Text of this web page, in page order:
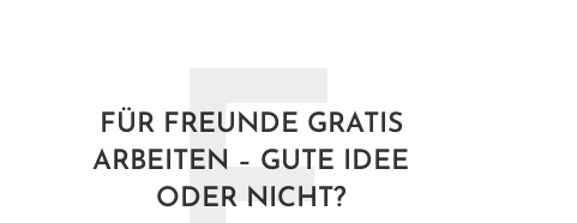
FÜR FREUNDE GRATIS
ARBEITEN – GUTE IDEE
ODER NICHT?